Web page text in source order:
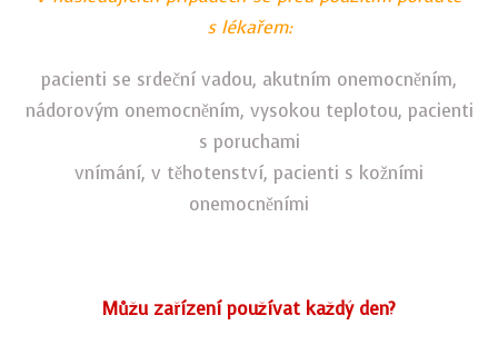
s lékařem:
pacienti se srdeční vadou, akutním onemocněním,
nádorovým onemocněním, vysokou teplotou, pacienti
s poruchami
vnímání, v těhotenství, pacienti s kožními
onemocněními
Můžu zařízení používat každý den?